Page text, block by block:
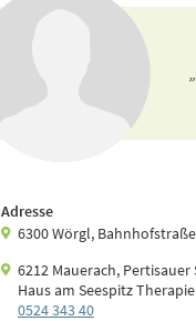
Adresse
6300 Wörgl,
6212 Mauerach, Pertisauer
Haus am Seespitz
0524 343 40